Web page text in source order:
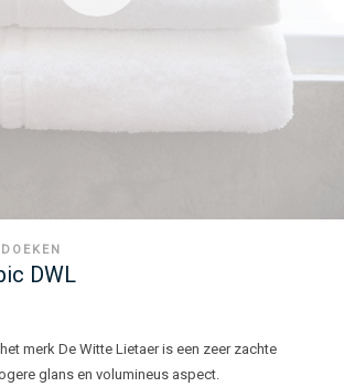
DWL
merk De Witte Lietaer is een zeer zachte
glans en volumineus aspect.